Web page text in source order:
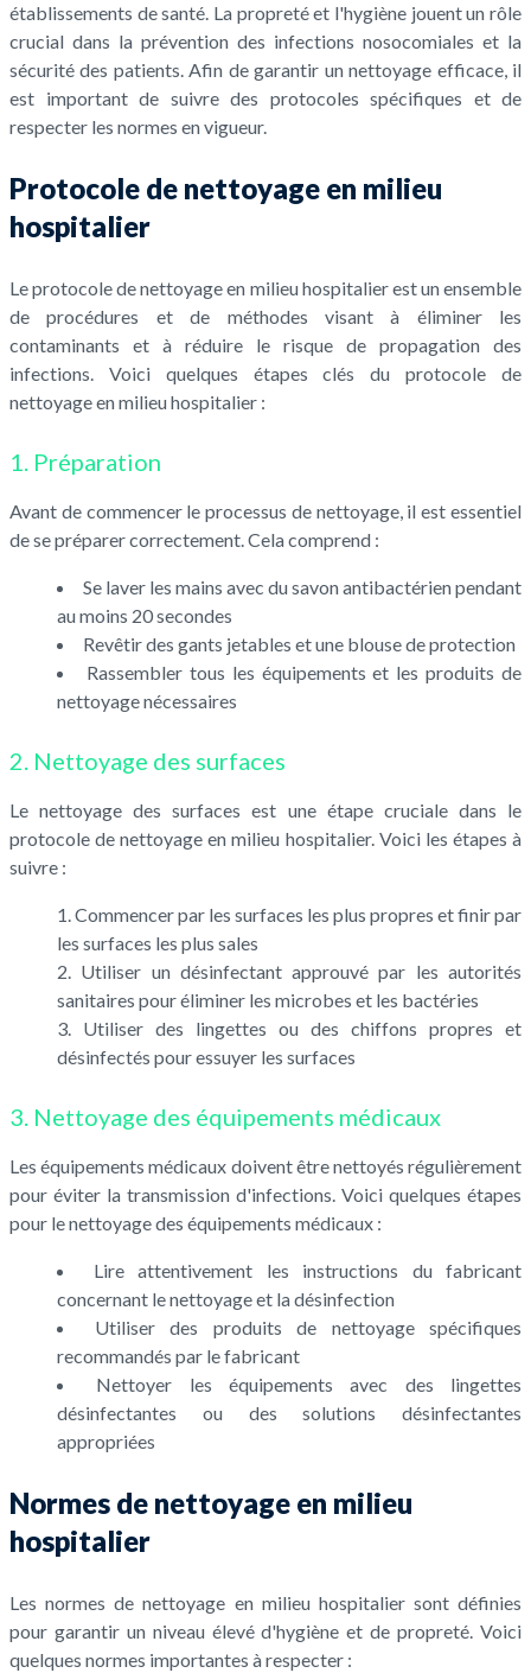
établissements de santé. La propreté et l'hygiène jouent un rôle
crucial dans la prévention des infections nosocomiales et la
sécurité des patients. Afin de garantir un nettoyage efficace, il
est important de suivre des protocoles spécifiques et de
respecter les normes en vigueur.
Protocole de nettoyage en milieu
hospitalier
Le protocole de nettoyage en milieu hospitalier est un ensemble
de procédures et de méthodes visant à éliminer les
contaminants et à réduire le risque de propagation des
infections. Voici quelques étapes clés du protocole de
nettoyage en milieu hospitalier :
1. Préparation
Avant de commencer le processus de nettoyage, il est essentiel
de se préparer correctement. Cela comprend :
Se laver les mains avec du savon antibactérien pendant
au moins 20 secondes
Revêtir des gants jetables et une blouse de protection
Rassembler tous les équipements et les produits de
nettoyage nécessaires
2. Nettoyage des surfaces
Le nettoyage des surfaces est une étape cruciale dans le
protocole de nettoyage en milieu hospitalier. Voici les étapes à
suivre :
Commencer par les surfaces les plus propres et finir par
les surfaces les plus sales
Utiliser un désinfectant approuvé par les autorités
sanitaires pour éliminer les microbes et les bactéries
Utiliser des lingettes ou des chiffons propres et
désinfectés pour essuyer les surfaces
3. Nettoyage des équipements médicaux
Les équipements médicaux doivent être nettoyés régulièrement
pour éviter la transmission d'infections. Voici quelques étapes
pour le nettoyage des équipements médicaux :
Lire attentivement les instructions du fabricant
concernant le nettoyage et la désinfection
Utiliser des produits de nettoyage spécifiques
recommandés par le fabricant
Nettoyer les équipements avec des lingettes
désinfectantes ou des solutions désinfectantes
appropriées
Normes de nettoyage en milieu
hospitalier
Les normes de nettoyage en milieu hospitalier sont définies
pour garantir un niveau élevé d'hygiène et de propreté. Voici
quelques normes importantes à respecter :